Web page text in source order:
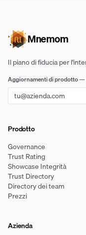
Mnemom
Il piano di fiducia per
Aggiornamenti di prodotto —
Prodotto
Governance
Trust Rating
Showcase Integrità
Trust Directory
Directory dei team
Prezzi
Azienda